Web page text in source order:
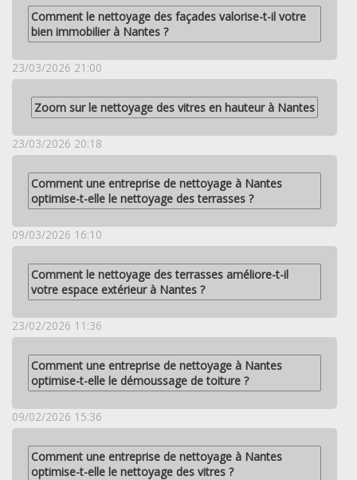
Comment le nettoyage des façades valorise-t-il votre
bien immobilier à Nantes ?
23/03/2026 21:00
Zoom sur le nettoyage des vitres en hauteur à Nantes
23/03/2026 20:18
Comment une entreprise de nettoyage à Nantes
optimise-t-elle le nettoyage des terrasses ?
09/03/2026 16:10
Comment le nettoyage des terrasses améliore-t-il
votre espace extérieur à Nantes ?
23/02/2026 11:36
Comment une entreprise de nettoyage à Nantes
optimise-t-elle le démoussage de toiture ?
09/02/2026 15:36
Comment une entreprise de nettoyage à Nantes
optimise-t-elle le nettoyage des vitres ?